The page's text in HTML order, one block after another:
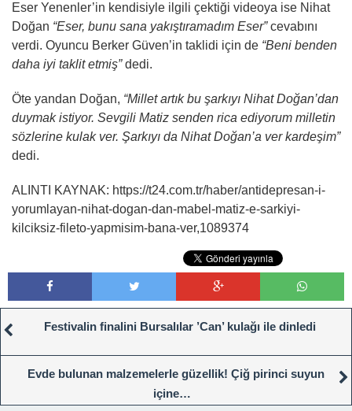
Eser Yenenler’in kendisiyle ilgili çektiği videoya ise Nihat
Doğan “Eser, bunu sana yakıştıramadım Eser”cevabını
verdi. Oyuncu Berker Güven’in taklidi için de “Beni benden
daha iyi taklit etmiş”dedi.
Öte yandan Doğan, “Millet artık bu şarkıyı Nihat Doğan’dan
duymak istiyor. Sevgili Matiz senden rica ediyorum milletin
sözlerine kulak ver. Şarkıyı da Nihat Doğan’a ver kardeşim”
dedi.
ALINTI KAYNAK: https://t24.com.tr/haber/antidepresan-i-
yorumlayan-nihat-dogan-dan-mabel-matiz-e-sarkiyi-
kilciksiz-fileto-yapmisim-bana-ver,1089374
Festivalin finalini Bursalılar ’Can’ kulağı ile dinledi
Evde bulunan malzemelerle güzellik! Çiğ pirinci suyun
içine…